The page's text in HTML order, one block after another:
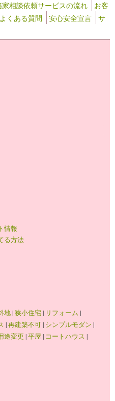
家相談依頼サービスの流れ
お客
よくある質問 安心安全宣言
サ
情報
る方法
地|狭小住宅| リフォーム |
|再建築不可| シンプルモダン |
途変更 |平屋 | コートハウス |